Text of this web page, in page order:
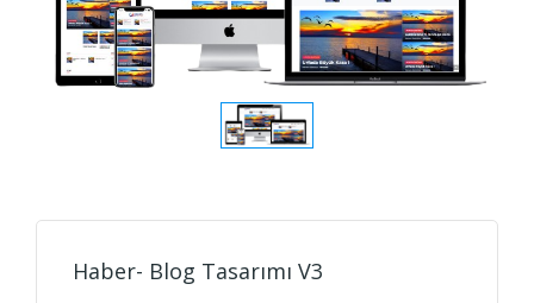
Haber- Blog Tasarımı V3